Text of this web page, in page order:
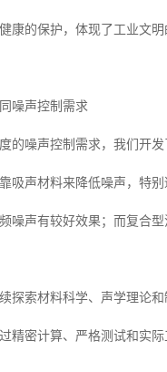
康的保护，体现了工业文明
噪声控制需求
的噪声控制需求，我们开发
吸声材料来降低噪声，特
噪声有较好效果；而复合
探索材料科学、声学理论
精密计算、严格测试和实